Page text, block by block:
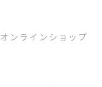
オンラインショップ